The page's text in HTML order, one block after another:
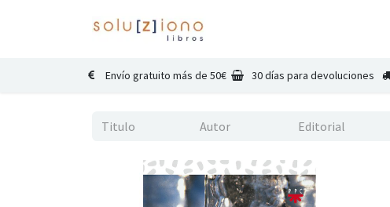
Envío gratuito más de 50€ 30 días para devoluciones